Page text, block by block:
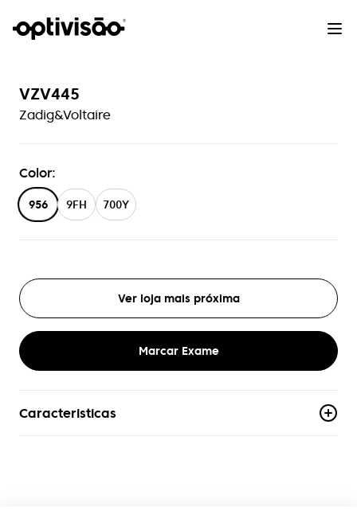
VZV445
Zadig&Voltaire
Color:
956 9FH 700Y
Ver loja mais próxima
Marcar Exame
Caracteristicas